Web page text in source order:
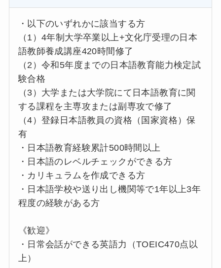
・以下のいずれかに該当する方
（1）4年制大学卒業以上+文化庁受理の日本
語教師養成講座420時間修了
（2）令和5年度までの日本語教育能力検定試
験合格
（3）大学または大学院にて日本語教育に関
する課程を主専攻または副専攻で修了
（4）登録日本語教員の資格（国家資格）保
有
・日本語教育経験累計500時間以上
・日本語のレベルチェックができる方
・カリキュラムを作成できる方
・日本語学校や送り出し機関等で1年以上3年
程度の経験がある方
《歓迎》
・日常会話ができる英語力（TOEIC470点以
上）